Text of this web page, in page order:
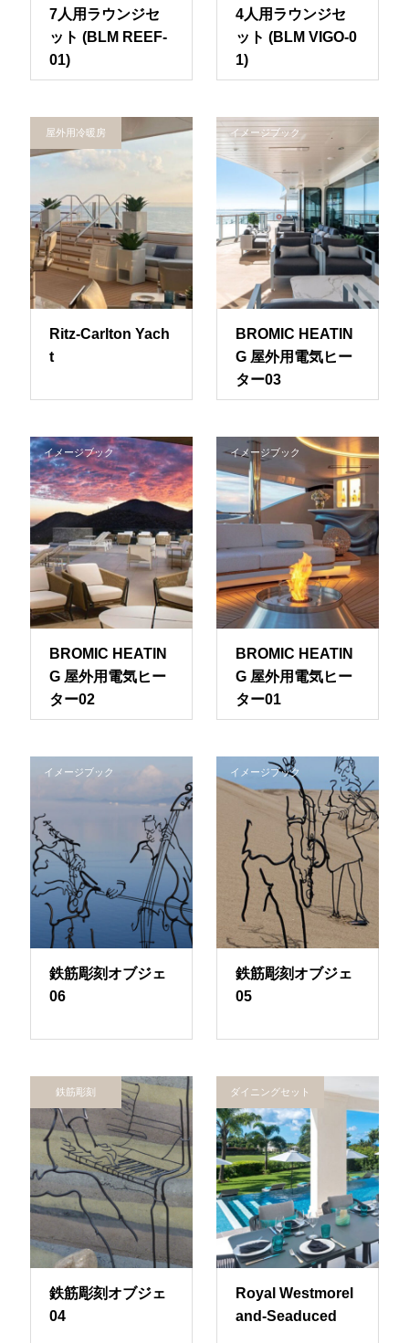
7人用ラウンジセ
ット (BLM REEF-
01)
4人用ラウンジセ
ット (BLM VIGO-0
1)
屋外用冷暖房
Ritz-Carlton Yach
t
イメージブック
BROMIC HEATIN
G 屋外用電気ヒー
ター03
イメージブック
BROMIC HEATIN
G 屋外用電気ヒー
ター02
イメージブック
BROMIC HEATIN
G 屋外用電気ヒー
ター01
イメージブック
鉄筋彫刻オブジェ
06
イメージブック
鉄筋彫刻オブジェ
05
鉄筋彫刻
鉄筋彫刻オブジェ
04
ダイニングセット
Royal Westmorel
and-Seaduced